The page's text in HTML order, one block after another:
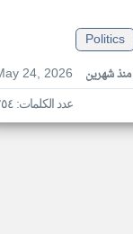
Politics
24, 2026
منذ شهرين
عدد الكلمات: ٢٥٤